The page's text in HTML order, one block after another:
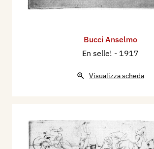
Bucci Anselmo
En selle! - 1917
Visualizza scheda